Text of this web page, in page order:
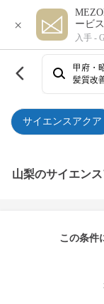
×
ービス
入手 -
サイエンスアクア
甲府・
髪質改
山梨のサイエン
この条件